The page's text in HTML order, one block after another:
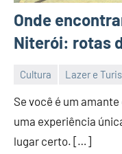
Onde
Niterói: rotas
Cultura Lazer e
BC
Se você é um
uma experiência
lugar certo. […]